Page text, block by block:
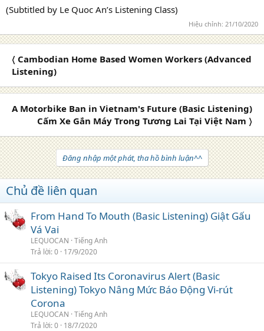
(Subtitled by Le Quoc An’s Listening Class)
Hiệu chỉnh: 21/10/2020
〈 Cambodian Home Based Women Workers (Advanced
Listening)
A Motorbike Ban in Vietnam's Future (Basic Listening)
Cấm Xe Gắn Máy Trong Tương Lai Tại Việt Nam 〉
Đăng nhập một phát, tha hồ bình luận^^
Chủ đề liên quan
From Hand To Mouth (Basic Listening) Giật Gấu
Vá Vai
LEQUOCAN Tiếng Anh
Trả lời 0 17/9/2020
Tokyo Raised Its Coronavirus Alert (Basic
Listening) Tokyo Nâng Mức Báo Động Vi-rút
Corona
LEQUOCAN Tiếng Anh
Trả lời 0 18/7/2020